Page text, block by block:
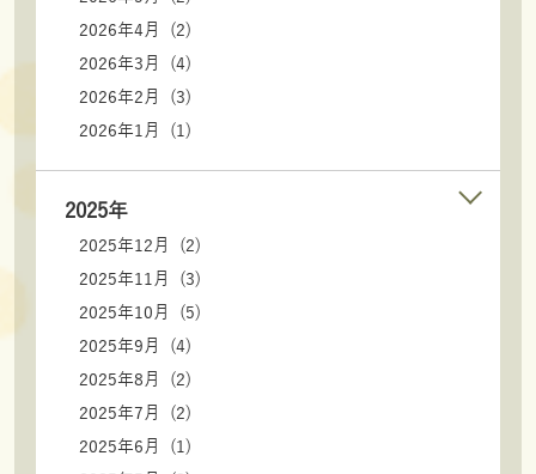
2026年4月 (2)
2026年3月 (4)
2026年2月 (3)
2026年1月 (1)
2025年
2025年12月 (2)
2025年11月 (3)
2025年10月 (5)
2025年9月 (4)
2025年8月 (2)
2025年7月 (2)
2025年6月 (1)